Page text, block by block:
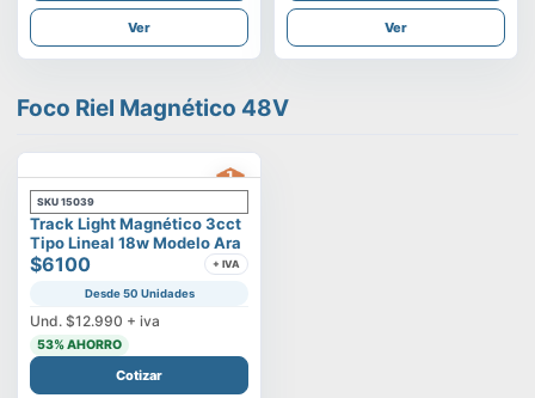
Ver Ver
Foco Riel Magnético 48V
SKU 15039
Track Light Magnético 3cct
Tipo Lineal 18w Modelo Ara
$6100 + IVA
Desde 50 Unidades
Und. $12.990 + iva
53% AHORRO
Cotizar